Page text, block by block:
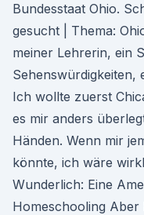
Bundesstaat Ohio.
gesucht | Thema:
meiner Lehrerin, ein
Sehenswürdigkeiten,
Ich wollte zuerst
es mir anders
Händen. Wenn mir
könnte, ich wäre
Wunderlich: Eine
Homeschooling